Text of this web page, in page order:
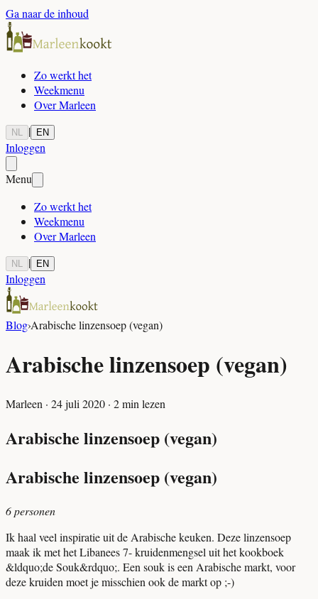
Ga naar de inhoud
Zo werkt het
Weekmenu
Over Marleen
NL | EN
Inloggen
Menu
Zo werkt het
Weekmenu
Over Marleen
NL | EN
Inloggen
Blog›Arabische linzensoep (vegan)
Arabische linzensoep (vegan)
Marleen · 24 juli 2020 · 2min lezen
Arabische linzensoep (vegan)
Arabische linzensoep (vegan)
6 personen
Ik haal veel inspiratie uit de Arabische keuken. Deze linzensoep
maak ik met het Libanees 7- kruidenmengsel uit het kookboek
&ldquo;de Souk&rdquo;. Een souk is een Arabische markt, voor
deze kruiden moet je misschien ook de markt op ;-)